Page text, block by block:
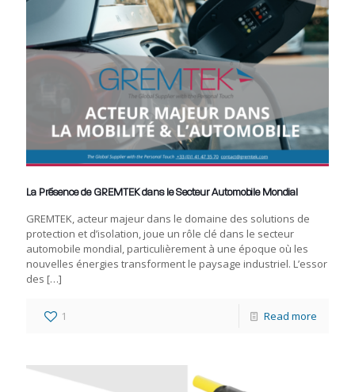
La Présence de GREMTEK dans le Secteur Automobile Mondial
GREMTEK, acteur majeur dans le domaine des solutions de
protection et d’isolation, joue un rôle clé dans le secteur
automobile mondial, particulièrement à une époque où les
nouvelles énergies transforment le paysage industriel. L’essor
des […]
1 Read more